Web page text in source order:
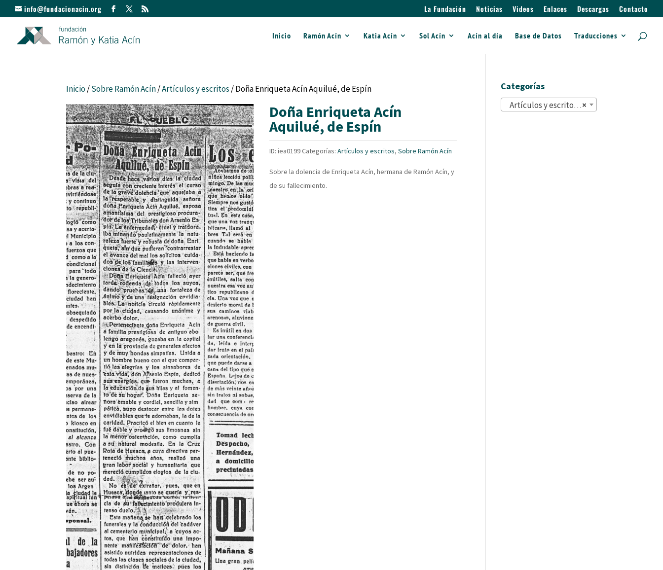
info@fundacionacin.org La Fundación Noticias Videos Enlaces Descargas Contacto
Inicio Ramón Acín Katia Acín Sol Acín Acín al día Base de Datos Traducciones
Inicio/Sobre Ramón Acín/Artículos y escritos / Doña Enriqueta Acín Aquilué, de Espín
Doña Enriqueta Acín
Aquilué, de Espín
ID:iea0199Categorías:Artículos y escritos,Sobre Ramón Acín
Sobre la dolencia de Enriqueta Acín, hermana de Ramón Acín, y
de su fallecimiento.
Categorías
×
Artículos y escritos (822)